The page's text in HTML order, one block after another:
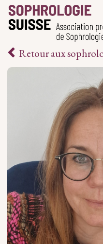
Se rendre au contenu
Retour aux